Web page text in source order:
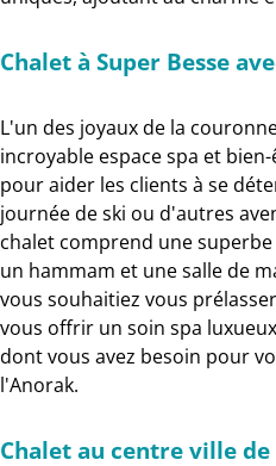
Chalet à Super Besse
L'un des joyaux de la
incroyable espace spa et
pour aider les clients à se
journée de ski ou d'autres
chalet comprend une
un hammam et une salle de
vous souhaitiez vous
vous offrir un soin spa
dont vous avez besoin pour
l'Anorak.
Chalet au centre ville de